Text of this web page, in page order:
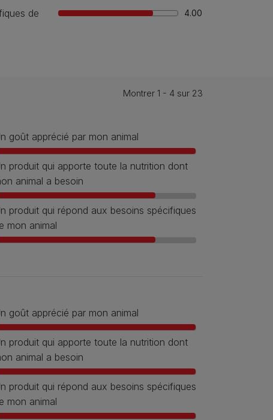
de
4.00
Montrer 1 - 4 sur 23
goût apprécié par mon animal
produit qui apporte toute la nutrition dont
animal a besoin
produit qui répond aux besoins spécifiques
mon animal
goût apprécié par mon animal
produit qui apporte toute la nutrition dont
animal a besoin
produit qui répond aux besoins spécifiques
mon animal